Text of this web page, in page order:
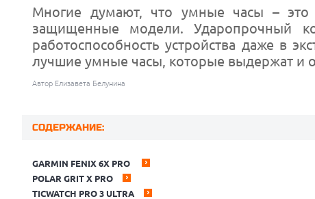
Многие думают, что умные часы –
защищенные модели. Ударопрочный
работоспособность устройства даже в
лучшие умные часы, которые выдержат и
Автор Елизавета Белунина
СОДЕРЖАНИЕ:
GARMIN FENIX 6X PRO
POLAR GRIT X PRO
TICWATCH PRO 3 ULTRA